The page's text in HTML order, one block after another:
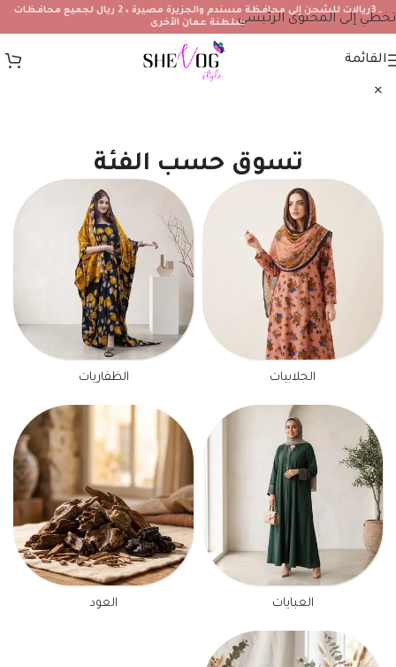
تخطي إلى المحتوى الرئيسي
۔3ريالات للشحن إلى محافظة مسندم والجزيرة مصيرة ، 2 ريال لجميع محافظات
سلطنة عمان الأخرى
القائمة
تسوق حسب الفئة
الجلابيات الظفاريات
العبايات العود